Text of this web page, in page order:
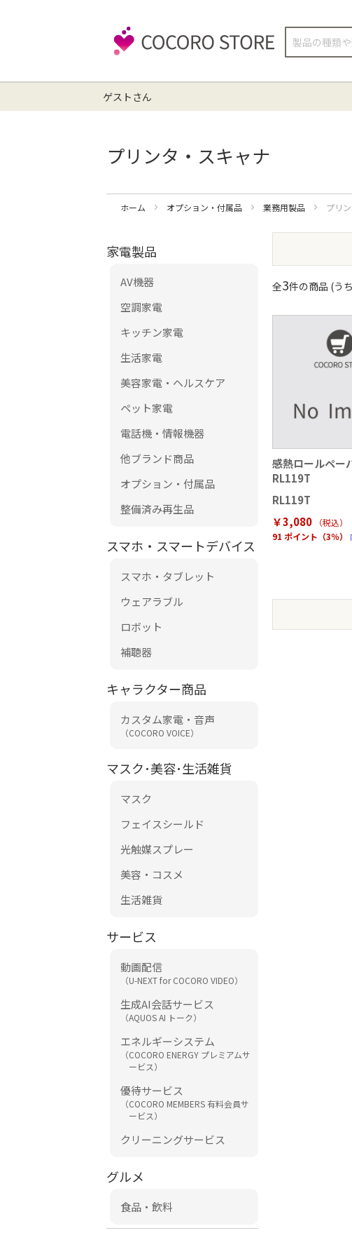
検
ゲストさん
プリンタ・スキャナ
ホーム オプション・付属品 業務用製品 プリ
全3件の商品 (うち
感熱ロールペー
RL119T
RL119T
￥3,080
（税込）
91 ポイント（3％）
家電製品
AV機器
空調家電
キッチン家電
生活家電
美容家電・ヘルスケア
ペット家電
電話機・情報機器
他ブランド商品
オプション・付属品
整備済み再生品
スマホ・スマートデバイス
スマホ・タブレット
ウェアラブル
ロボット
補聴器
キャラクター商品
カスタム家電・音声
（COCORO VOICE）
マスク･美容･生活雑貨
マスク
フェイスシールド
光触媒スプレー
美容・コスメ
生活雑貨
サービス
動画配信
（U-NEXT for COCORO VIDEO）
生成AI会話サービス
（AQUOS AI トーク）
エネルギーシステム
（COCORO ENERGY プレミアムサ
ービス）
優待サービス
（COCORO MEMBERS 有料会員サ
ービス）
クリーニングサービス
グルメ
食品・飲料